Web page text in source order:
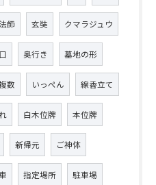
師 玄奘 クマラジュウ
奥行き 墓地の形
数 いっぺん 線香立て
白木位牌 本位牌
新帰元 ご神体
指定場所 駐車場